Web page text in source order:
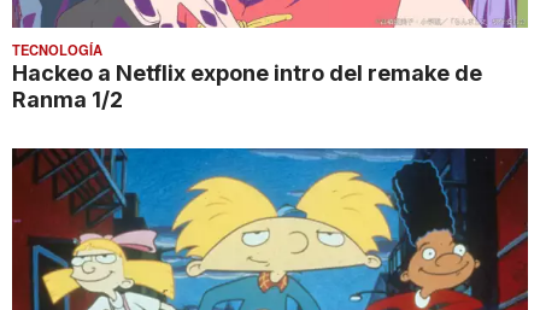
TECNOLOGÍA
Hackeo a Netflix expone intro del remake de
Ranma 1/2